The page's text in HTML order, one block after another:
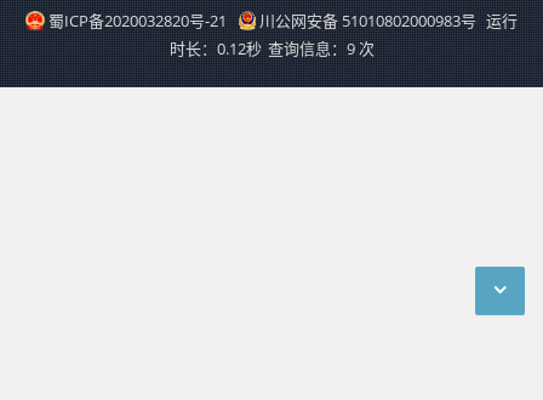
蜀ICP备2020032820号-21
川公网安备 51010802000983号 运行
时长：0.12秒 查询信息：9 次